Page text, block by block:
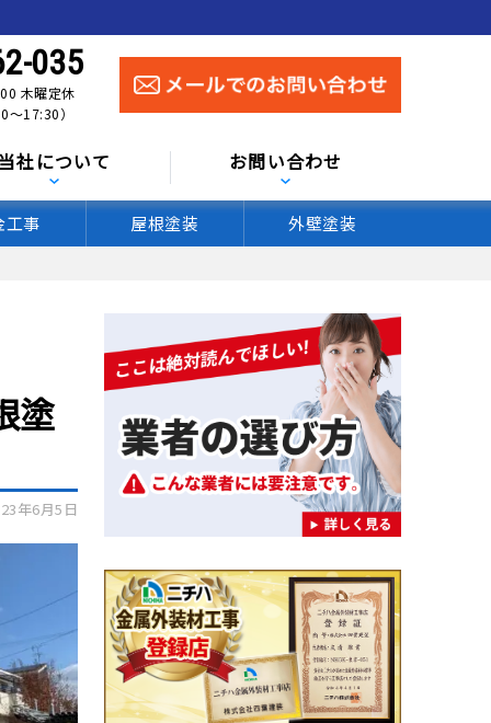
035
木曜定休
〜17:30）
社について お問い合わせ
工事 屋根塗装 外壁塗装
塗
年6月5日